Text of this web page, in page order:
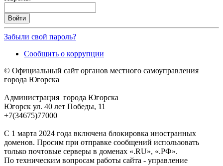
Забыли свой пароль?
Сообщить о коррупции
© Официальный сайт органов местного самоуправления
города Югорска
Администрация города Югорска
Югорск ул. 40 лет Победы, 11
+7(34675)77000
С 1 марта 2024 года включена блокировка иностранных
доменов. Просим при отправке сообщений использовать
только почтовые серверы в доменах «.RU», «.РФ».
По техническим вопросам работы сайта - управление